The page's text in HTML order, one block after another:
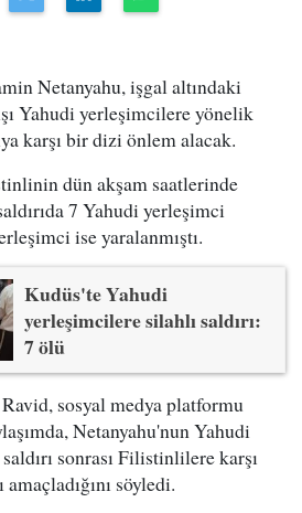
Netanyahu, işgal altındaki
Yahudi yerleşimcilere yönelik
karşı bir dizi önlem alacak.
dün akşam saatlerinde
7 Yahudi yerleşimci
ise yaralanmıştı.
Kudüs'te Yahudi
yerleşimcilere silahlı saldırı:
7 ölü
sosyal medya platformu
Netanyahu'nun Yahudi
sonrası Filistinlilere karşı
söyledi.